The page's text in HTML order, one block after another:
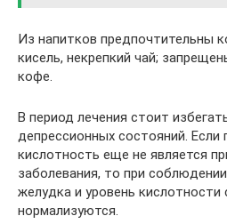
Из напитков предпочтительны
кисель, некрепкий чай;
кофе.
В период лечения стоит
депрессионных состояний. Если
кислотность еще не является
заболевания, то при
желудка и уровень кислотности
нормализуются.